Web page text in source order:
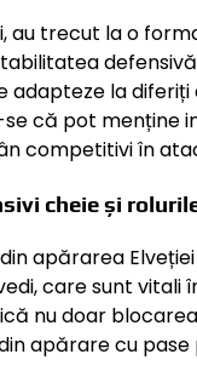
au trecut la o
adapteze la diferiți
se că pot menține
competitivi în
cheie și
apărarea
care sunt
nu doar
apărare cu pase